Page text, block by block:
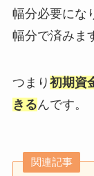
幅分必要にな
幅分で済みま
つまり 初期資
きるんです。
関連記事